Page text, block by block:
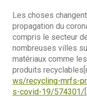
Les choses
propagation du
compris le secteur
nombreuses villes
matériaux comme
produits
ws/recycling-mrfs-
s-covid-19/574301/